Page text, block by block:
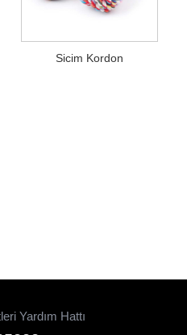
Sicim Kordon
Yardım Hattı